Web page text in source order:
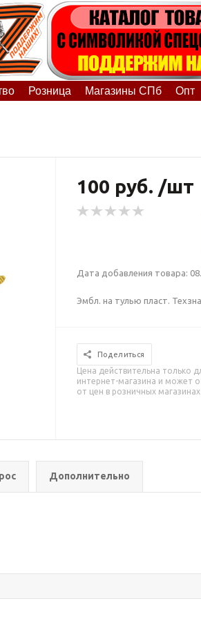
Розница Магазины СПб Опт
100 руб. /шт
Дата добавления товара:
Эмбл. на тулью пласт.
Поделиться
Цена действительна только
интернет-магазина и может
от цен в розничных магазинах
Дополнительно